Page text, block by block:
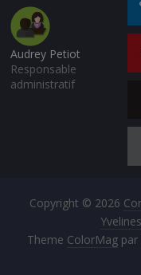
Audrey Petiot
Responsable
administratif
Copyright © 2026
Yvelines
Theme ColorMagpar